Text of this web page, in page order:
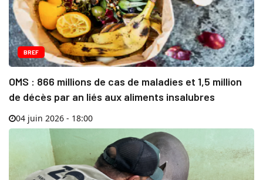
BREF
OMS : 866 millions de cas de maladies et 1,5 million
de décès par an liés aux aliments insalubres
04 juin 2026 - 18:00